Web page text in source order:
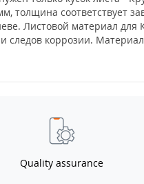
толщина соответствует
Листовой материал
следов коррозии.
Quality assurance